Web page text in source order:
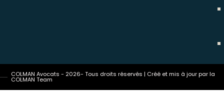
COLMAN Avocats - 2026- Tous droits réservés | Créé et mis à jour par la
COLMAN Team